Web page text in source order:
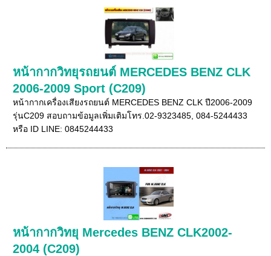
หน้ากากวิทยุรถยนต์ MERCEDES BENZ CLK
2006-2009 Sport (C209)
หน้ากากเครื่องเสียงรถยนต์ MERCEDES BENZ CLK ปี2006-2009
รุ่นC209 สอบถามข้อมูลเพิ่มเติมโทร.02-9323485, 084-5244433
หรือ ID LINE: 0845244433
หน้ากากวิทยุ Mercedes BENZ CLK2002-
2004 (C209)